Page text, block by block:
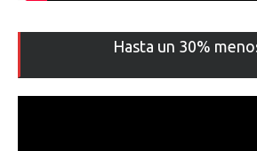
Hasta un 30%